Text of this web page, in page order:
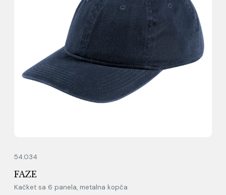
54.034
FAZE
Kačket sa 6 panela, metalna kopča